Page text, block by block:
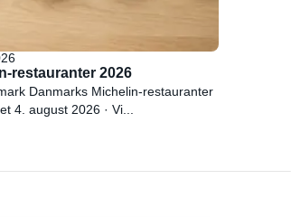
restauranter 2026
Danmarks Michelin-restauranter
4. august 2026 · Vi...